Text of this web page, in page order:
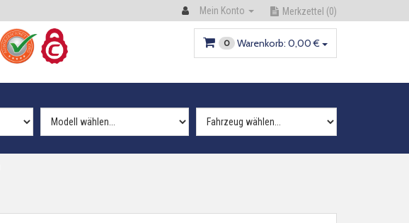
Mein Konto Merkzettel (0)
0 Warenkorb: 0,00 €